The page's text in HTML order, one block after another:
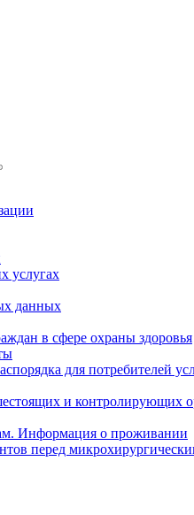
услугах
данных
в сфере охраны здоровья
для потребителей
и контролирующих
Информация о проживании
перед